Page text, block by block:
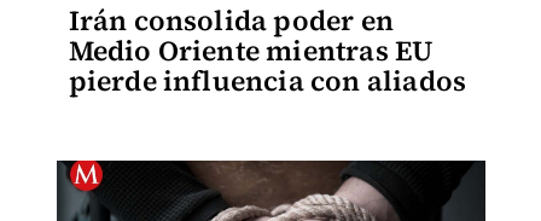
Irán consolida poder en
Medio Oriente mientras EU
pierde influencia con aliados